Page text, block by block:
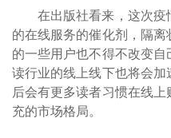
在出版社看来，这次疫
的在线服务的催化剂，隔
的一些用户也不得不改变
读行业的线上线下也将会
后会有更多读者习惯在线
充的市场格局。